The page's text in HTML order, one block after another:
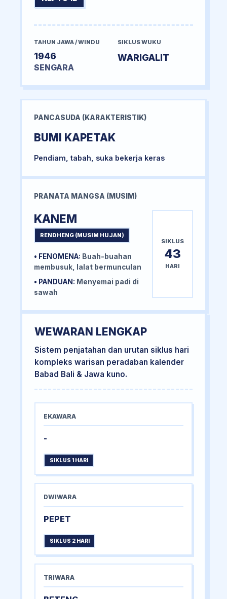
TAHUN JAWA / WINDU
1946
SENGARA
SIKLUS WUKU
WARIGALIT
PANCASUDA (KARAKTERISTIK)
BUMI KAPETAK
Pendiam, tabah, suka bekerja keras
PRANATA MANGSA (MUSIM)
KANEM
RENDHENG (MUSIM HUJAN)
• FENOMENA: Buah-buahan
membusuk, lalat bermunculan
• PANDUAN: Menyemai padi di
sawah
SIKLUS
43
HARI
WEWARAN LENGKAP
Sistem penjatahan dan urutan siklus hari
kompleks warisan peradaban kalender
Babad Bali & Jawa kuno.
EKAWARA
-
SIKLUS 1 HARI
DWIWARA
PEPET
SIKLUS 2 HARI
TRIWARA